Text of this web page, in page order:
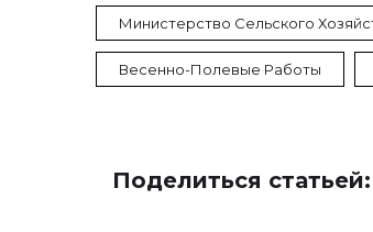
Министерство Сельского
Весенно-Полевые Работы
Поделиться статьей: